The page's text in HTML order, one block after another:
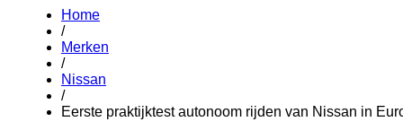
Home
/
Merken
/
Nissan
/
Eerste praktijktest autonoom rijden van Nissan in